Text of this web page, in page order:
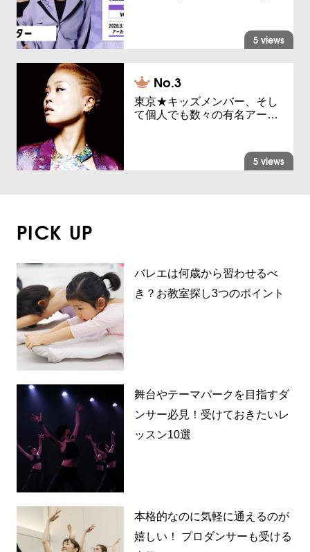
5 views
東京★キッズメンバー、そし
て個人でも数々の有名アー…
5 views
PICK UP
バレエは何歳から習わせるべ
き？お教室探し3つのポイント
舞台やテーマパークを目指すダ
ンサー必見！受けておきたいレ
ッスン10選
本格的なのに気軽に通えるのが
嬉しい！ プロダンサーも受ける